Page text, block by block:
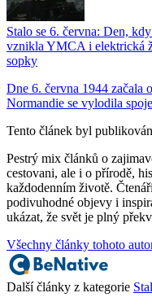
Stalo se 6. června: Den,
vznikla YMCA i elektrická
sopky
Dne 6. června 1944 začala
Normandie se vylodila
Tento článek byl
Pestrý mix článků o
cestovani, ale i o přírodě,
každodenním životě.
podivuhodné objevy i
ukázat, že svět je plný
Všechny články tohoto
Další články z kategorie